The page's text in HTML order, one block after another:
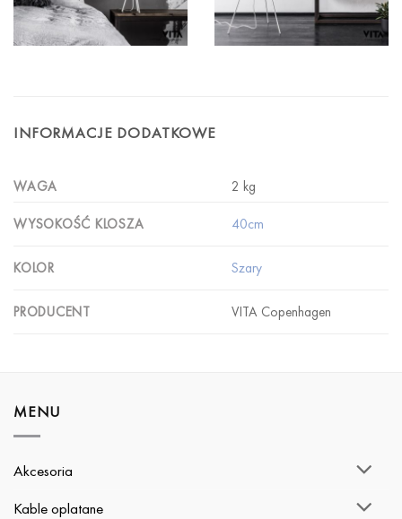
INFORMACJE DODATKOWE
WAGA 2 kg
WYSOKOŚĆ KLOSZA 40cm
KOLOR Szary
PRODUCENT VITA Copenhagen
MENU
Akcesoria
Kable oplatane